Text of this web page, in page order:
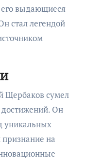
выдающиеся
стал легендой
Щербаков сумел
достижений. Он
уникальных
на